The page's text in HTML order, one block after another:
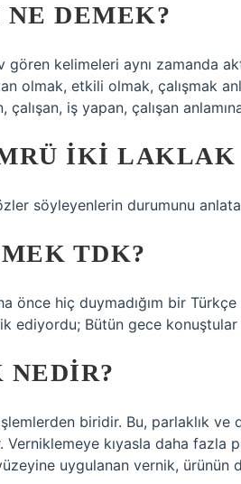
DEMEK?
gören kelimeleri aynı zamanda
olmak, etkili olmak, çalışmak
çalışan, iş yapan, çalışan
IKI LAKLAK
söyleyenlerin durumunu
TDK?
önce hiç duymadığım bir
ediyordu; Bütün gece konuştular
NEDIR?
biridir. Bu, parlaklık ve
kıyasla daha fazla
uygulanan vernik, ürünün